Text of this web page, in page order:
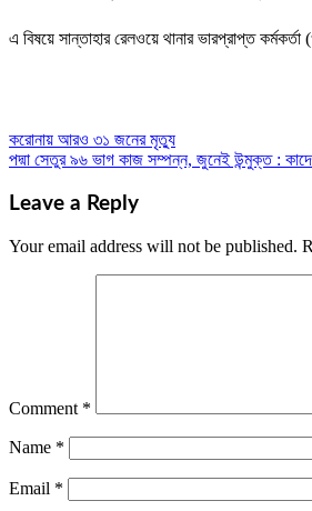
এ বিষয়ে সান্তাহার রেলওয়ে থানার ভারপ্রাপ্ত
Post
navigation
করোনায় আরও ৩১ জনের মৃত্যু
পদ্মা সেতুর ৯৬ ভাগ কাজ সম্পন্ন, জুনেই উন্মুক্ত :
Leave a Reply
Your email address will not be published.
Comment *
Name *
Email *